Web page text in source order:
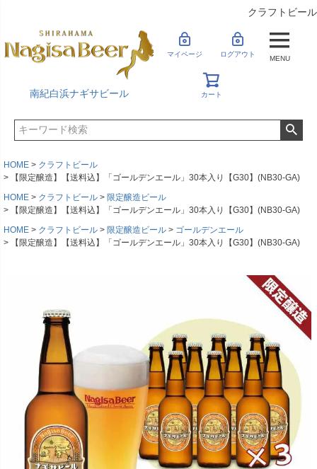
クラフトビール
南紀白浜ナギサビール
マイページ ログアウト
カート
MENU
HOME
クラフトビール
【限定醸造】【送料込】「ゴールデンエール」30本入り【G30】(NB30-GA)
HOME
クラフトビール
限定醸造ビール
【限定醸造】【送料込】「ゴールデンエール」30本入り【G30】(NB30-GA)
HOME
クラフトビール 限定醸造ビール
ゴールデンエール
【限定醸造】【送料込】「ゴールデンエール」30本入り【G30】(NB30-GA)